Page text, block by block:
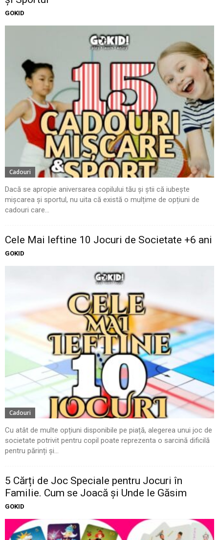
GOKID
Cadouri
Dacă se apropie aniversarea copilului tău și știi că iubește
mișcarea și sportul, nu uita că există o mulțime de opțiuni de
cadouri care...
Cele Mai Ieftine 10 Jocuri de Societate +6 ani
GOKID
Cadouri
Cu atât de multe opțiuni disponibile pe piață, alegerea unui joc de
societate potrivit pentru copil poate reprezenta o sarcină dificilă
pentru părinți și...
5 Cărți de Joc Speciale pentru Jocuri în
Familie. Cum se Joacă și Unde le Găsim
GOKID